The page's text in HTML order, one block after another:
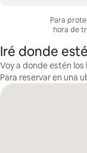
Para
hora de
Iré donde
Voy a donde estén
Para reservar en una